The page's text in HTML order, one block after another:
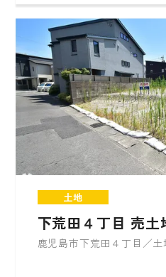
土地
下荒田４丁目 売土
鹿児島市下荒田４丁目／土